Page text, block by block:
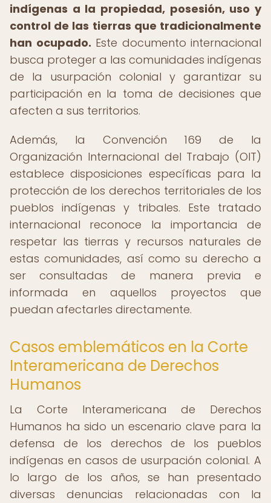
indígenas a la propiedad, posesión, uso y
control de las tierras que tradicionalmente
han ocupado. Este documento internacional
busca proteger a las comunidades indígenas
de la usurpación colonial y garantizar su
participación en la toma de decisiones que
afecten a sus territorios.
Además, la Convención 169 de la
Organización Internacional del Trabajo (OIT)
establece disposiciones específicas para la
protección de los derechos territoriales de los
pueblos indígenas y tribales. Este tratado
internacional reconoce la importancia de
respetar las tierras y recursos naturales de
estas comunidades, así como su derecho a
ser consultadas de manera previa e
informada en aquellos proyectos que
puedan afectarles directamente.
Casos emblemáticos en la Corte
Interamericana de Derechos
Humanos
La Corte Interamericana de Derechos
Humanos ha sido un escenario clave para la
defensa de los derechos de los pueblos
indígenas en casos de usurpación colonial. A
lo largo de los años, se han presentado
diversas denuncias relacionadas con la